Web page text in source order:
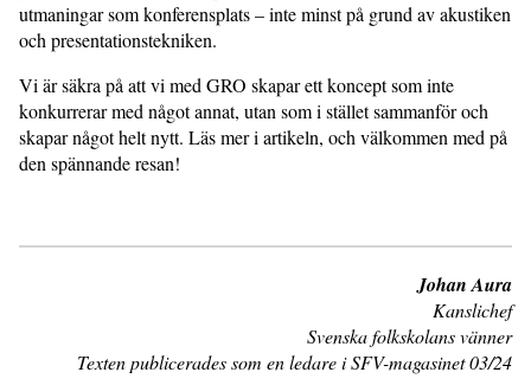
utmaningar som konferensplats – inte minst på grund av akustiken
och presentationstekniken.
Vi är säkra på att vi med GRO skapar ett koncept som inte
konkurrerar med något annat, utan som i stället sammanför och
skapar något helt nytt. Läs mer i artikeln, och välkommen med på
den spännande resan!
Johan Aura
Kanslichef
Svenska folkskolans vänner
Texten publicerades som en ledare i SFV-magasinet 03/24